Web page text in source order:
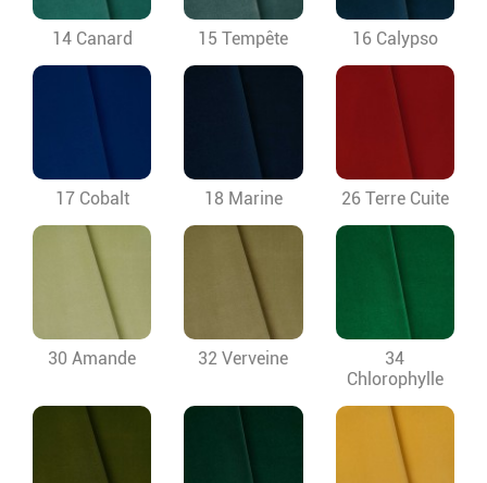
14 Canard 15 Tempête 16 Calypso
17 Cobalt 18 Marine 26 Terre Cuite
30 Amande 32 Verveine
34
Chlorophylle